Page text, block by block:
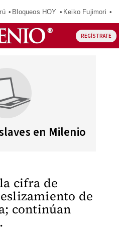
Bloqueos HOY Keiko Fujimori
REGÍSTRATE
en Milenio
cifra de
de
continúan